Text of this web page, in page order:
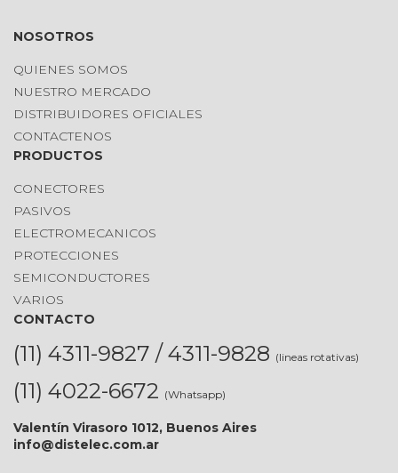
NOSOTROS
QUIENES SOMOS
NUESTRO MERCADO
DISTRIBUIDORES OFICIALES
CONTACTENOS
PRODUCTOS
CONECTORES
PASIVOS
ELECTROMECANICOS
PROTECCIONES
SEMICONDUCTORES
VARIOS
CONTACTO
(11) 4311-9827 / 4311-9828 (lineas rotativas)
(11) 4022-6672 (Whatsapp)
Valentín Virasoro 1012, Buenos Aires
info@distelec.com.ar